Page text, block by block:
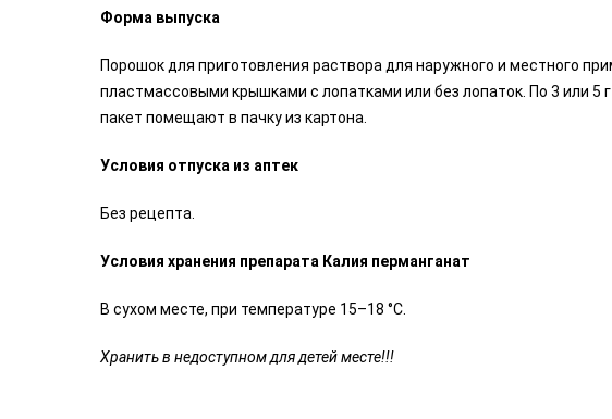
Форма выпуска
Порошок для приготовления раствора для наружного и местного
пластмассовыми крышками с лопатками или без лопаток. По 3 или
пакет помещают в пачку из картона.
Условия отпуска из аптек
Без рецепта.
Условия хранения препарата Калия перманганат
В сухом месте, при температуре 15–18 °C.
Хранить в недоступном для детей месте!!!